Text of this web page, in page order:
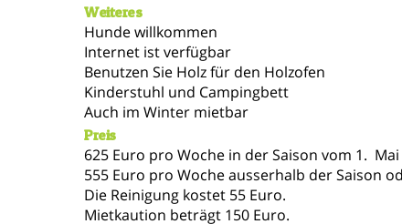
Weiteres
Hunde willkommen
Internet ist verfügbar
Benutzen Sie Holz für den Holzofen
Kinderstuhl und Campingbett
Auch im Winter mietbar
Preis
625 Euro pro Woche in der Saison vom 1.
555 Euro pro Woche ausserhalb der Saison
Die Reinigung kostet 55 Euro.
Mietkaution beträgt 150 Euro.